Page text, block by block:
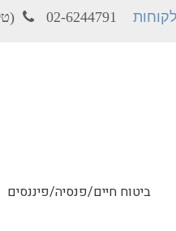
02-6244791 (טלפון וואטסאפ)
ביטוח חיים/פנסיה/פיננסים